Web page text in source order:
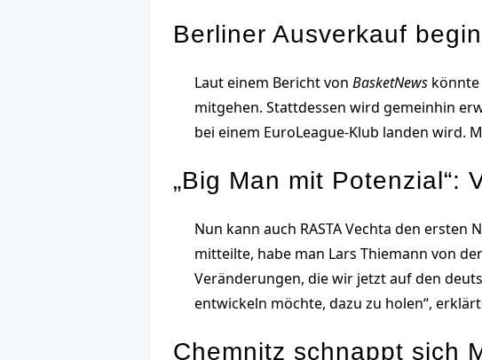
Berliner Ausverkauf
Laut einem Bericht vonBasketNews könnte
mitgehen. Stattdessen wird gemeinhin
bei einem EuroLeague-Klub landen wird.
„Big Man mit Potenzial“:
Nun kann auch RASTA Vechta den
mitteilte, habe man Lars Thiemann von
Veränderungen, die wir jetzt auf den
entwickeln möchte, dazu zu holen“,
Chemnitz schnappt sich